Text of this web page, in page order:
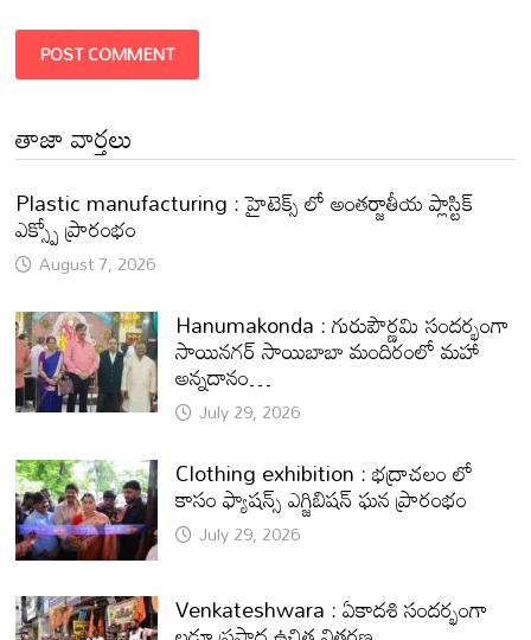
తాజా వార్తలు
Plastic manufacturing : హైటెక్స్ లో అంతర్జాతీయ ప్లాస్టిక్
ఎక్స్పో ప్రారంభం
August 7, 2026
Hanumakonda : గురుపౌర్ణమి సందర్భంగా
సాయినగర్‌ సాయిబాబా మందిరంలో మహా
అన్నదానం…
July 29, 2026
Clothing exhibition : భద్రాచలం లో
కాసం ఫ్యాషన్స్ ఎగ్జిబిషన్ ఘన ప్రారంభం
July 29, 2026
Venkateshwara : ఏకాదశి సందర్భంగా